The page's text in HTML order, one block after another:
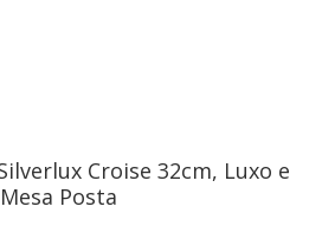
Croise 32cm, Luxo e
Posta